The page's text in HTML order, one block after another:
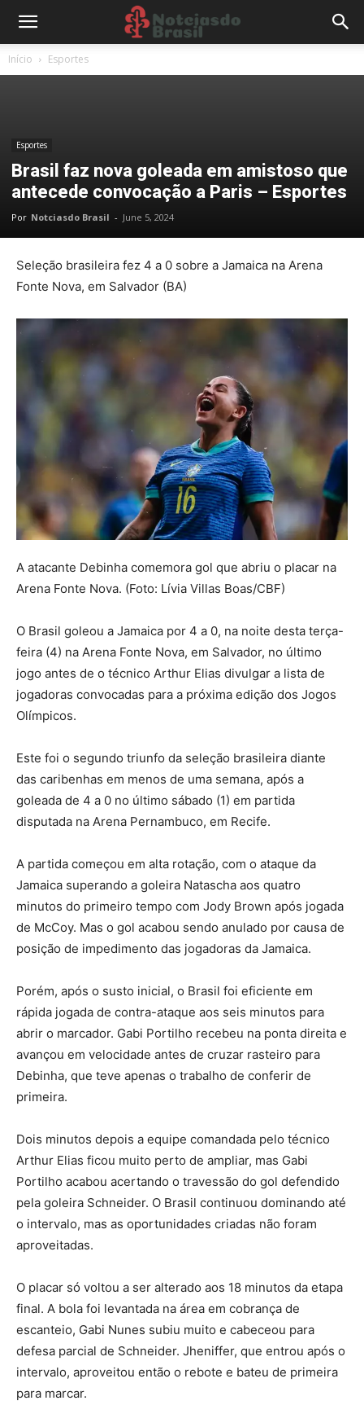
Início Esportes
Esportes
Brasil faz nova goleada em amistoso que
antecede convocação a Paris – Esportes
Por Notciasdo Brasil - June 5, 2024
Seleção brasileira fez 4 a 0 sobre a Jamaica na Arena
Fonte Nova, em Salvador (BA)
A atacante Debinha comemora gol que abriu o placar na
Arena Fonte Nova. (Foto: Lívia Villas Boas/CBF)
O Brasil goleou a Jamaica por 4 a 0, na noite desta terça-
feira (4) na Arena Fonte Nova, em Salvador, no último
jogo antes de o técnico Arthur Elias divulgar a lista de
jogadoras convocadas para a próxima edição dos Jogos
Olímpicos.
Este foi o segundo triunfo da seleção brasileira diante
das caribenhas em menos de uma semana, após a
goleada de 4 a 0 no último sábado (1) em partida
disputada na Arena Pernambuco, em Recife.
A partida começou em alta rotação, com o ataque da
Jamaica superando a goleira Natascha aos quatro
minutos do primeiro tempo com Jody Brown após jogada
de McCoy. Mas o gol acabou sendo anulado por causa de
posição de impedimento das jogadoras da Jamaica.
Porém, após o susto inicial, o Brasil foi eficiente em
rápida jogada de contra-ataque aos seis minutos para
abrir o marcador. Gabi Portilho recebeu na ponta direita e
avançou em velocidade antes de cruzar rasteiro para
Debinha, que teve apenas o trabalho de conferir de
primeira.
Dois minutos depois a equipe comandada pelo técnico
Arthur Elias ficou muito perto de ampliar, mas Gabi
Portilho acabou acertando o travessão do gol defendido
pela goleira Schneider. O Brasil continuou dominando até
o intervalo, mas as oportunidades criadas não foram
aproveitadas.
O placar só voltou a ser alterado aos 18 minutos da etapa
final. A bola foi levantada na área em cobrança de
escanteio, Gabi Nunes subiu muito e cabeceou para
defesa parcial de Schneider. Jheniffer, que entrou após o
intervalo, aproveitou então o rebote e bateu de primeira
para marcar.